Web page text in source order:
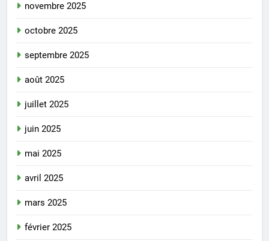
novembre 2025
octobre 2025
septembre 2025
août 2025
juillet 2025
juin 2025
mai 2025
avril 2025
mars 2025
février 2025